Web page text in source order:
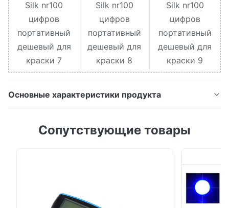
Основные характеристики продукта
ЛАБОРАТОРИИ CIE wiith метра NR100 цвета метра
портативный. Этого особенности новой модели ...
Сопутствующие товары